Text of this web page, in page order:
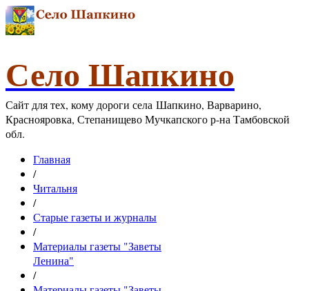
Село Шапкино
Сайт для тех, кому дороги села Шапкино, Варварино,
Краснояровка, Степанищево Мучкапского р-на Тамбовской
обл.
Главная
/
Читальня
/
Старые газеты и журналы
/
Материалы газеты "Заветы
Ленина"
/